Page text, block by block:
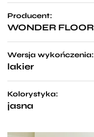
Producent:
WONDER FLOOR
Wersja wykończenia:
lakier
Kolorystyka:
jasna